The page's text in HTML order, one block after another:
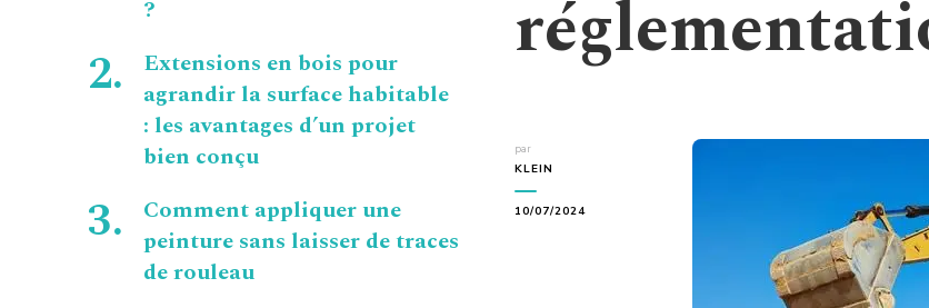
par
KLEIN
10/07/2024
?
Extensions en bois pour
agrandir la surface habitable
: les avantages d’un projet
bien conçu
Comment appliquer une
peinture sans laisser de traces
de rouleau